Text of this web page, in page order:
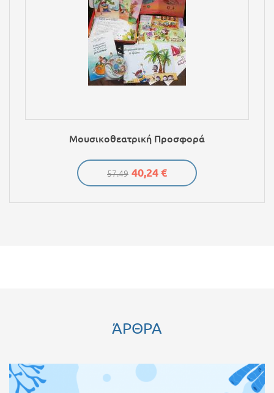
Μουσικοθεατρική Προσφορά
57.49 40,24 €
ΆΡΘΡΑ